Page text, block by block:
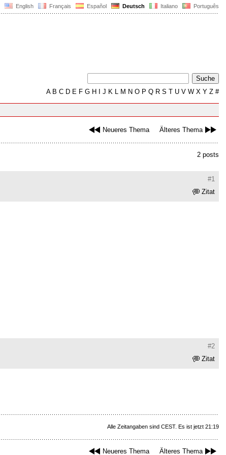
English Français Español Deutsch Italiano Português
AB C D E F G H J K L M N O P Q R S T U V W X Y Z #
Neueres Thema Älteres Thema
2 posts
#1
Zitat
#2
Zitat
Alle Zeitangaben sind CEST. Es ist jetzt 21:19
Neueres Thema Älteres Thema